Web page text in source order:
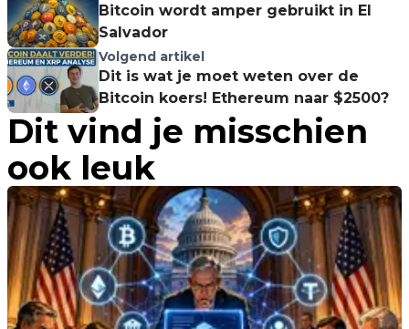
Bitcoin wordt amper gebruikt in El
Salvador
Volgend artikel
Dit is wat je moet weten over de
Bitcoin koers! Ethereum naar $2500?
Dit vind je misschien
ook leuk